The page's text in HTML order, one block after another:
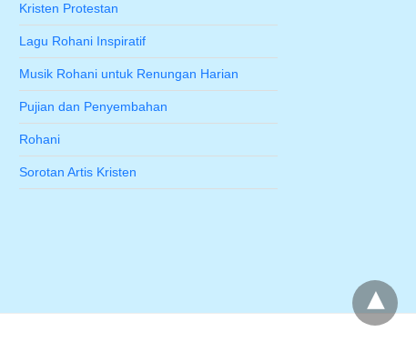
Kristen Protestan
Lagu Rohani Inspiratif
Musik Rohani untuk Renungan Harian
Pujian dan Penyembahan
Rohani
Sorotan Artis Kristen